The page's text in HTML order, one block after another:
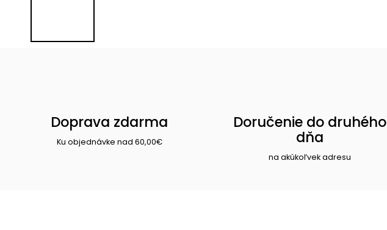
Doprava zdarma
Ku objednávke nad 60,00€
Doručenie do druhého
dňa
na akúkoľvek adresu